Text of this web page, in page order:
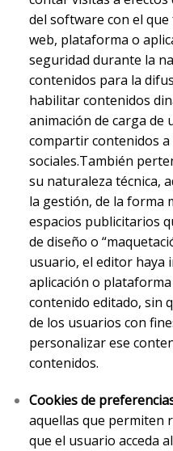
del software con el
web, plataforma o
seguridad durante la
contenidos para la
habilitar contenidos
animación de carga de
compartir contenidos a
sociales.También
su naturaleza técnica,
la gestión, de la forma
espacios publicitarios
de diseño o
usuario, el editor haya
aplicación o
contenido editado, sin
de los usuarios con
personalizar ese
contenidos.
Cookies de
aquellas que permiten
que el usuario acceda